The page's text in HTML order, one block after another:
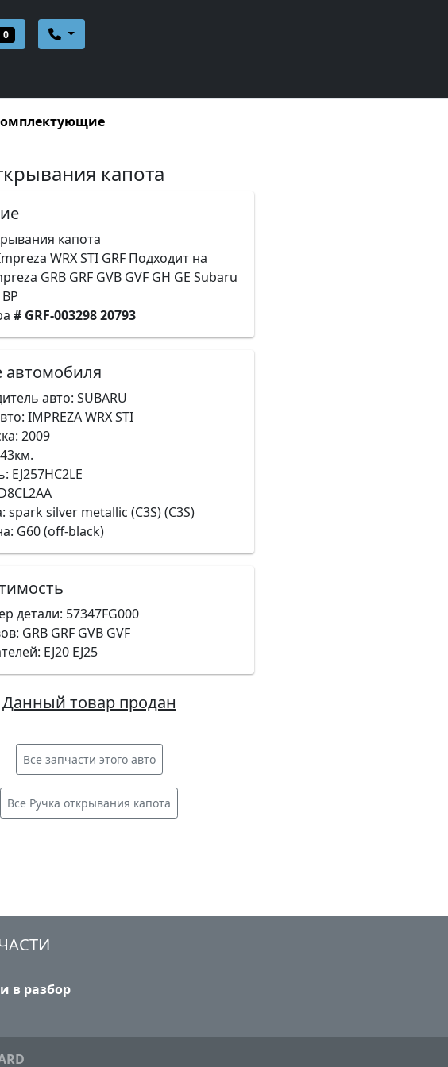
0
капота
капота
WRX STI GRF Подходит на
GRB GRF GVB GVF GH GE Subaru
# GRF-003298 20793
авто: SUBARU
IMPREZA WRX STI
2009
EJ257HC2LE
spark silver metallic (C3S) (C3S)
G60 (off-black)
детали: 57347FG000
GRB GRF GVB GVF
EJ20 EJ25
Данный товар продан
Все запчасти этого авто
Все Ручка открывания капота
в разбор